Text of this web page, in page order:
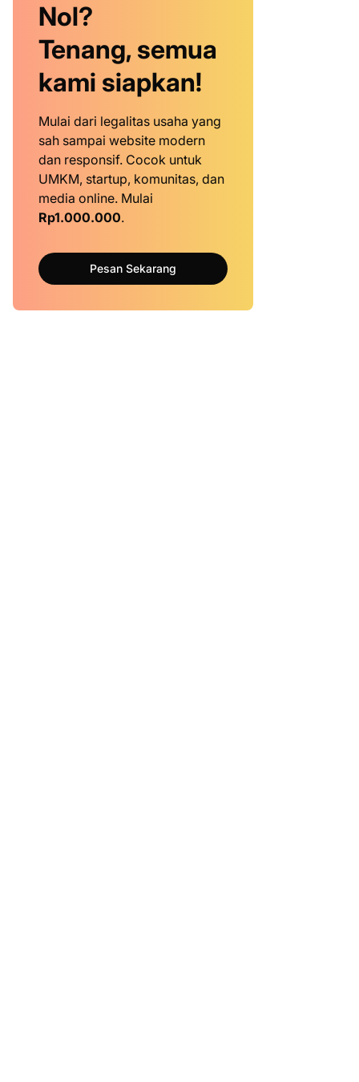
Nol?
Tenang, semua
kami siapkan!
Mulai dari legalitas usaha yang
sah sampai website modern
dan responsif. Cocok untuk
UMKM, startup, komunitas, dan
media online. Mulai
Rp1.000.000.
Pesan Sekarang